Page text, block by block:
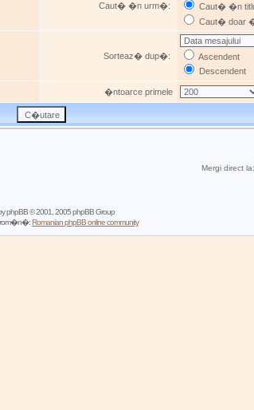
Caut� �n urm�:
Caut� �n
Caut� doar
Sorteaz� dup�:
Ascendent
Descendent
�ntoarce primele
Mergi direct la:
phpBB© 2001, 2005 phpBB Group
rom�n�:Romanian phpBB online community